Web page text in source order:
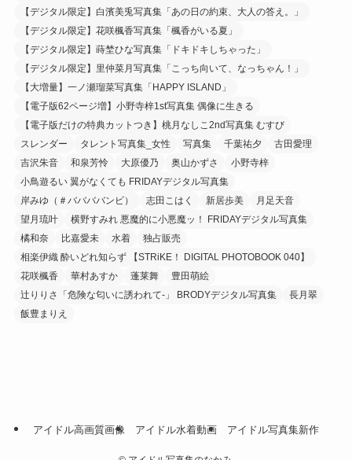
【デジタル限定】白濱美兎写真集「あの日の約束、大人の答え。」
【デジタル限定】花咲楓香写真集「楓香がいる夏」
【デジタル限定】蒔埜ひな写真集「ドキドキしちゃった」
【デジタル限定】里仲菜月写真集「こっち向いて、なっちゃん！」
【大増量】一ノ瀬瑠菜写真集「HAPPY ISLAND」
【電子版62ページ増】小野寺梓1st写真集 偶像に生きる
【電子版だけの特典カットつき】桃月なしこ2nd写真集 むすび
スレンダー
タレント写真集_女性 写真集 千葉祐夕
古田愛理
吉沢朱音
和泉芳怜 大原優乃 奥山かずさ
小野寺梓
小鳥遊るい 翼がなくても FRIDAYデジタル写真集
岸みゆ（＃ババババンビ）
志田こはく 新居歩美
月足天音
望月琉叶
横野すみれ 悪魔的に小悪魔ッ！ FRIDAYデジタル写真集
橘和奈
比嘉愛未 水着
独占販売
相楽伊織 酔いどれ知らず 【STRiKE！ DIGITAL PHOTOBOOK 040】
花咲楓香
華村あすか 蓬莱舞
豊田萌絵
辻りりさ「危険な匂いに誘われて-」 BRODYデジタル写真集
長月翠
飯豊まりえ
アイドル高画質画像 アイドル水着動画 アイドル写真集新作